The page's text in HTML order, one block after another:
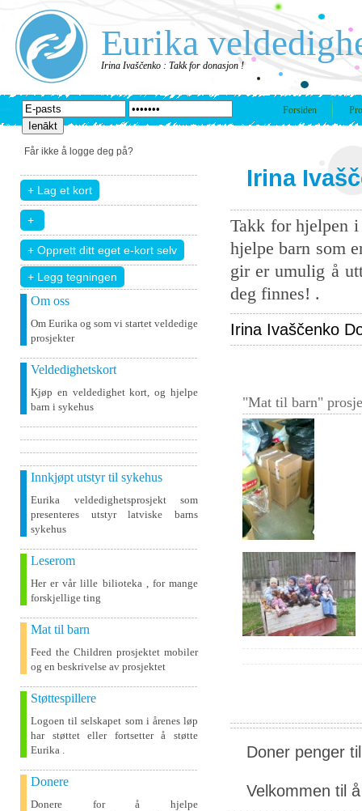
Eurika
Irina Ivaščenko : Takk for donasjon !
Forsiden
Får ikke å logge deg på?
+ Legg tegningen
Om oss
Om Eurika og som vi startet veldedige
prosjekter
Veldedighetskort
Kjøp en veldedighet kort, og hjelpe
barn i sykehus
Innkjøpt utstyr til sykehus
Eurika veldedighetsprosjekt som
presenteres utstyr latviske barns
sykehus
Leserom
Her er vår lille bilioteka , for mange
forskjellige ting
Mat til barn
Feed the Children prosjektet mobiler
og en beskrivelse av prosjektet
Støttespillere
Logoen til selskapet som i årenes løp
har støttet eller fortsetter å støtte
Eurika .
Donere
Donere for å hjelpe
Irina
Takk for hjelpen
hjelpe barn som
gir er umulig å
deg finnes! .
Irina Ivaščenko
"Mat til barn"
Doner penger
Velkommen til